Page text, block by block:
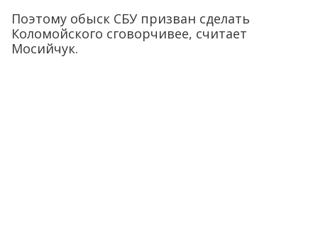
Поэтому обыск СБУ призван сделать
Коломойского сговорчивее, считает
Мосийчук.